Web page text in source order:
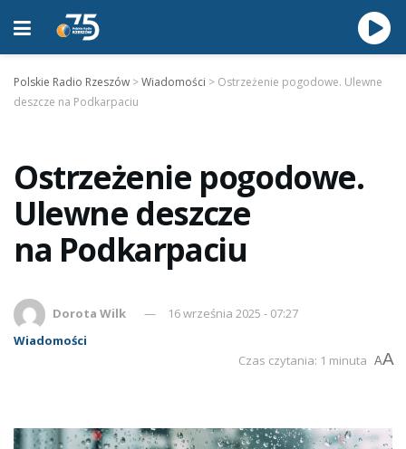
Polskie Radio Rzeszów >Wiadomości > Ostrzeżenie pogodowe. Ulewne
deszcze na Podkarpaciu
Ostrzeżenie pogodowe.
Ulewne deszcze
na Podkarpaciu
Dorota Wilk
16 września 2025 - 07:27
Wiadomości
Czas czytania: 1 minuta AA